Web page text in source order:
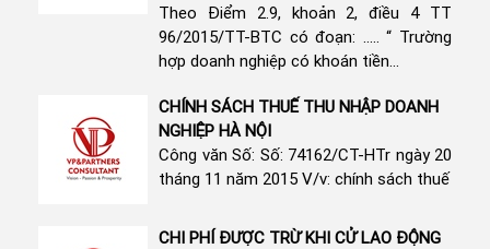
Theo Điểm 2.9, khoản 2, điều 4 TT
96/2015/TT-BTC có đoạn: ..... “ Trường
hợp doanh nghiệp có khoán tiền...
CHÍNH SÁCH THUẾ THU NHẬP DOANH
NGHIỆP HÀ NỘI
Công văn Số: Số: 74162/CT-HTr ngày 20
tháng 11 năm 2015 V/v: chính sách thuế
CHI PHÍ ĐƯỢC TRỪ KHI CỬ LAO ĐỘNG